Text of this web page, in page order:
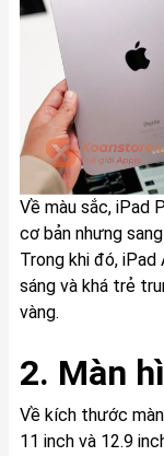
Về màu sắc, iPad
cơ bản nhưng
Trong khi đó,
sáng và khá trẻ
vàng.
2. Màn
Về kích thước
11 inch và 12.9